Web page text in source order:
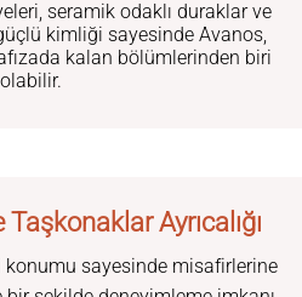
seramik odaklı duraklar ve
kimliği sayesinde Avanos,
kalan bölümlerinden biri
olabilir.
Ayrıcalığı
konumu sayesinde misafirlerine